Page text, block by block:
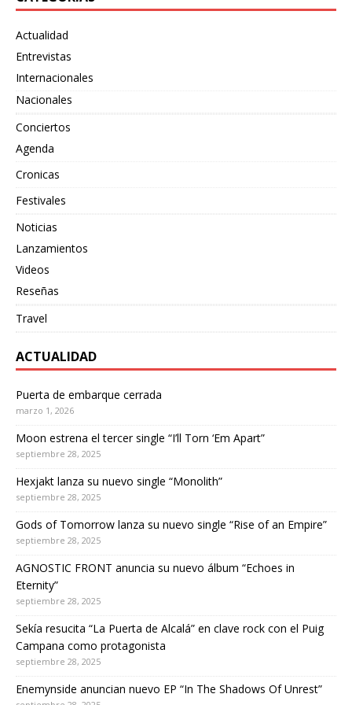
Actualidad
Entrevistas
Internacionales
Nacionales
Conciertos
Agenda
Cronicas
Festivales
Noticias
Lanzamientos
Videos
Reseñas
Travel
ACTUALIDAD
Puerta de embarque cerrada
marzo 1, 2026
Moon estrena el tercer single “I’ll Torn ‘Em Apart”
septiembre 28, 2025
Hexjakt lanza su nuevo single “Monolith”
septiembre 28, 2025
Gods of Tomorrow lanza su nuevo single “Rise of an Empire”
septiembre 28, 2025
AGNOSTIC FRONT anuncia su nuevo álbum “Echoes in
Eternity”
septiembre 28, 2025
Sekía resucita “La Puerta de Alcalá” en clave rock con el Puig
Campana como protagonista
septiembre 28, 2025
Enemynside anuncian nuevo EP “In The Shadows Of Unrest”